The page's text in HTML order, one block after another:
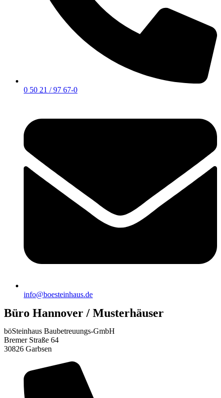
0 50 21 / 97 67-0
info@boesteinhaus.de
Büro Hannover / Musterhäuser
böSteinhaus Baubetreuungs-GmbH
Bremer Straße 64
30826 Garbsen